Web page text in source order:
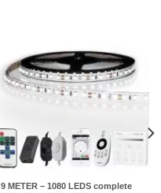
9 METER – 1080 LEDS complete